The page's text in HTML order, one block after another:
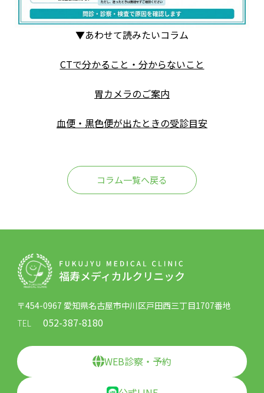
▼あわせて読みたいコラム
CTで分かること・分からないこと
胃カメラのご案内
血便・黒色便が出たときの受診目安
コラム一覧へ戻る
〒454-0967 愛知県名古屋市中川区戸田西三丁目1707番地
TEL
052-387-8180
WEB診察・予約